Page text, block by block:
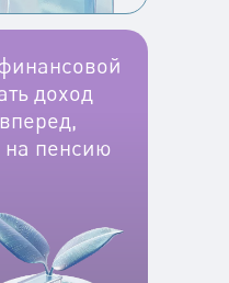
доход
на пенсию